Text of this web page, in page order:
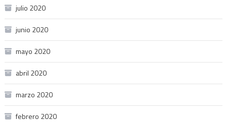
julio 2020
junio 2020
mayo 2020
abril 2020
marzo 2020
febrero 2020